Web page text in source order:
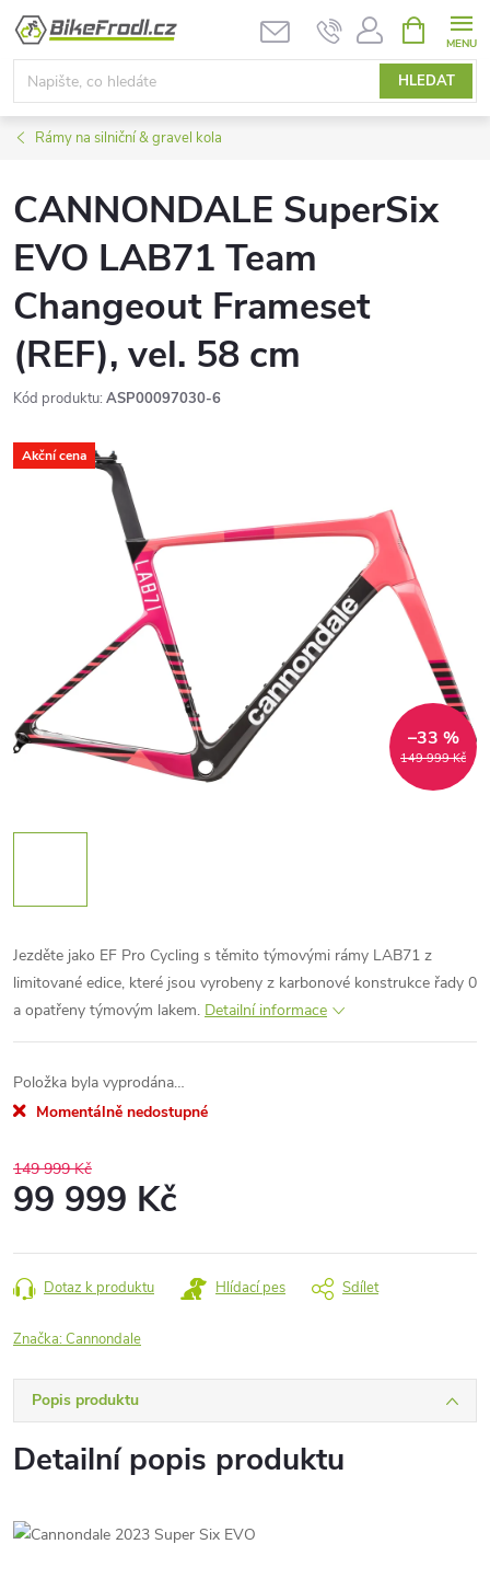
Přejít
obsah
HLEDAT
NÁKUPNÍ
KOŠÍK
Rámy na silniční & gravel kola
CANNONDALE SuperSix
EVO LAB71 Team
Changeout Frameset
(REF), vel. 58 cm
Kód produktu: ASP00097030-6
Akční cena
149 999 Kč
–33 %
Jezděte jako EF Pro Cycling s těmito týmovými rámy LAB71 z
limitované edice, které jsou vyrobeny z karbonové konstrukce řady 0
a opatřeny týmovým lakem. Detailní informace
Položka byla vyprodána…
Momentálně nedostupné
149 999 Kč
99 999 Kč
cena:
Dotaz k produktu Hlídací pes Sdílet
Značka:Cannondale
Popis produktu
Detailní popis produktu